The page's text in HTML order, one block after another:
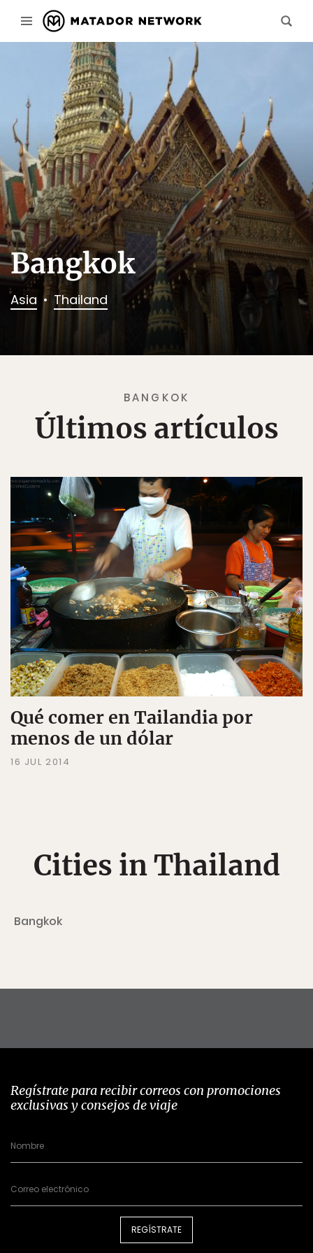
Bangkok
Asia Thailand
BANGKOK
Últimos artículos
Qué comer en Tailandia por
menos de un dólar
16 JUL 2014
Cities in Thailand
Bangkok
Regístrate para recibir correos con promociones
exclusivas y consejos de viaje
REGÍSTRATE